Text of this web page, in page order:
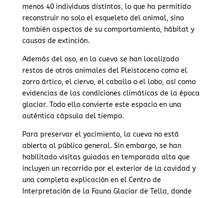
menos 40 individuos distintos, lo que ha permitido
reconstruir no solo el esqueleto del animal, sino
también aspectos de su comportamiento, hábitat y
causas de extinción.
Además del oso, en la cueva se han localizado
restos de otros animales del Pleistoceno como el
zorro ártico, el ciervo, el caballo o el lobo, así como
evidencias de las condiciones climáticas de la época
glaciar. Todo ello convierte este espacio en una
auténtica cápsula del tiempo.
Para preservar el yacimiento, la cueva no está
abierta al público general. Sin embargo, se han
habilitado visitas guiadas en temporada alta que
incluyen un recorrido por el exterior de la cavidad y
una completa explicación en el Centro de
Interpretación de la Fauna Glaciar de Tella, donde